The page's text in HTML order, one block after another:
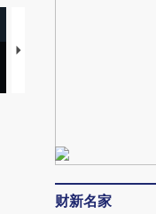
视线｜全球最热百城独占
财新名家